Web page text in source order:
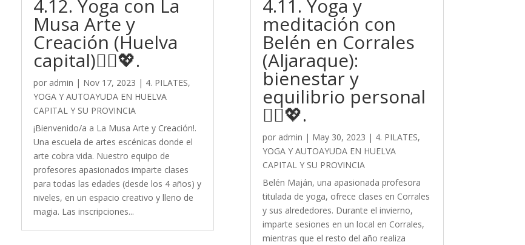
4.12. Yoga con La
Musa Arte y
Creación (Huelva
capital)🧘‍♀️💖.
por admin | Nov 17, 2023 | 4. PILATES,
YOGA Y AUTOAYUDA EN HUELVA
CAPITAL Y SU PROVINCIA
¡Bienvenido/a a La Musa Arte y Creación!.
Una escuela de artes escénicas donde el
arte cobra vida. Nuestro equipo de
profesores apasionados imparte clases
para todas las edades (desde los 4 años) y
niveles, en un espacio creativo y lleno de
magia. Las inscripciones...
4.11. Yoga y
meditación con
Belén en Corrales
(Aljaraque):
bienestar y
equilibrio personal
🧘‍♀️💖.
por admin | May 30, 2023 | 4. PILATES,
YOGA Y AUTOAYUDA EN HUELVA
CAPITAL Y SU PROVINCIA
Belén Maján, una apasionada profesora
titulada de yoga, ofrece clases en Corrales
y sus alrededores. Durante el invierno,
imparte sesiones en un local en Corrales,
mientras que el resto del año realiza